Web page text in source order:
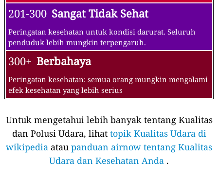
201-300 Sangat Tidak Sehat
Peringatan kesehatan untuk kondisi darurat. Seluruh
penduduk lebih mungkin terpengaruh.
300+ Berbahaya
Peringatan kesehatan: semua orang mungkin mengalami
efek kesehatan yang lebih serius
Untuk mengetahui lebih banyak tentang Kualitas
dan Polusi Udara, lihat topik Kualitas Udara di
wikipedia atau panduan airnow tentang Kualitas
Udara dan Kesehatan Anda .